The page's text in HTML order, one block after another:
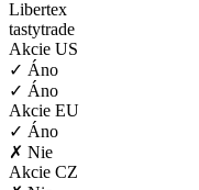
Libertex
tastytrade
Akcie US
✓ Áno
✓ Áno
Akcie EU
✓ Áno
✗ Nie
Akcie CZ